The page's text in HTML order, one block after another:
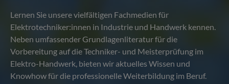
Lernen Sie unsere vielfältigen Fachmedien für
Elektrotechniker:innen in Industrie und Handwerk kennen.
Neben umfassender Grundlagenliteratur für die
Vorbereitung auf die Techniker- und Meisterprüfung im
Elektro-Handwerk, bieten wir aktuelles Wissen und
Knowhow für die professionelle Weiterbildung im Beruf.